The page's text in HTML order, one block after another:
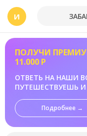
И
ПОЛУЧИ
11.000 Р
ОТВЕТЬ НА НАШИ
ПУТЕШЕСТВУЕШЬ
Подробнее →